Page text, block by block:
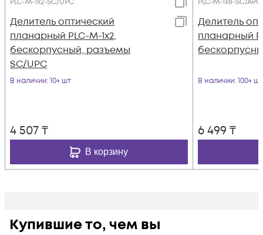
PLC-M-1x2-SC/UPC
Делитель оптический
планарный PLC-M-1x2,
бескорпусный, разъемы
SC/UPC
В наличии: 10+ шт
4 507₸
В корзину
PLC-M-1x8-SC/APC
Делитель
планарный
В наличии: 100+ шт
6 499 ₸
Купившие то, чем вы